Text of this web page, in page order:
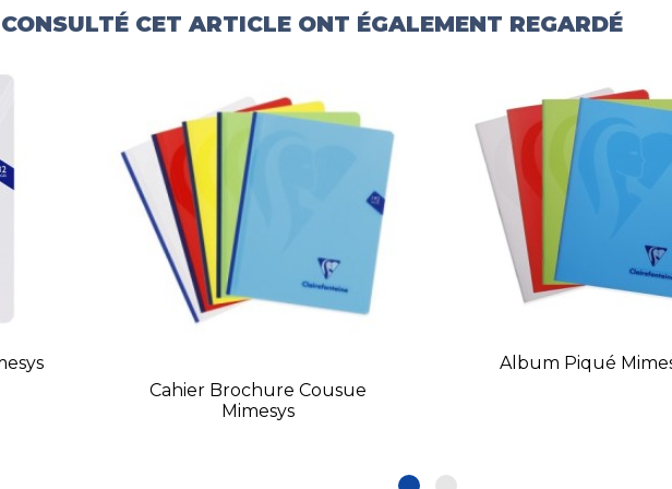
CET ARTICLE ONT ÉGALEMENT REGARDÉ
Cahier Brochure Cousue
Mimesys
Album Piqué